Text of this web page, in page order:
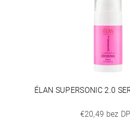
ÉLAN SUPERSONIC 2.0
€20,49 bez